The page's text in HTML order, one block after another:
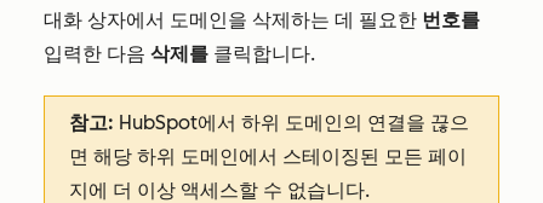
대화 상자에서 도메인을 삭제하는 데 필요한 번호를
입력한 다음 삭제를 클릭합니다.
참고: HubSpot에서 하위 도메인의 연결을 끊으
면 해당 하위 도메인에서 스테이징된 모든 페이
지에 더 이상 액세스할 수 없습니다.